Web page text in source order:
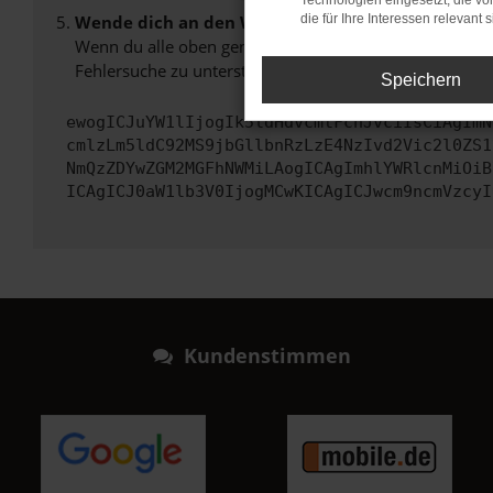
Wende dich an den Webseitenbetreiber.
Wenn du alle oben genannten Schritte versucht hast,
Fehlersuche zu unterstützen:
Kundenstimmen
die für Ihre Interessen relevant
Speichern